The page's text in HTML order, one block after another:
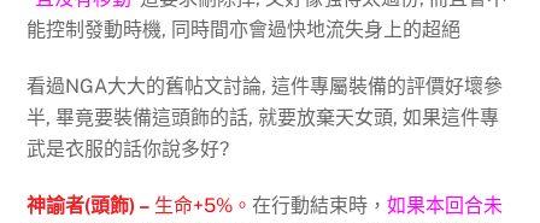
能控制發動時機, 同時間亦會過快地流失身上的超絕
看過NGA大大的舊帖文討論, 這件專屬裝備的評價好壞參
半, 畢竟要裝備這頭飾的話, 就要放棄天女頭, 如果這件專
武是衣服的話你說多好?
神諭者(頭飾) – 生命+5% 。在行動結束時，如果本回合未